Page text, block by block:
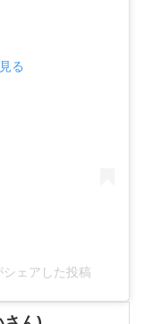
る
ェアした投稿